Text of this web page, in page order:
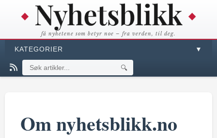
få nyhetene som betyr noe – fra verden, til deg.
KATEGORIER ▼
🔍
Om nyhetsblikk.no